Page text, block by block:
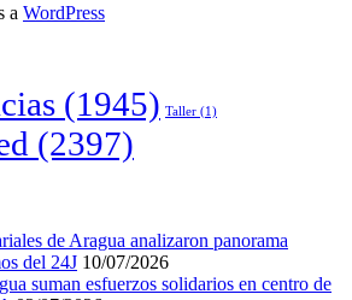
a WordPress
(1945) Taller (1)
(2397)
de Aragua analizaron panorama
del 24J 10/07/2026
suman esfuerzos solidarios en centro de